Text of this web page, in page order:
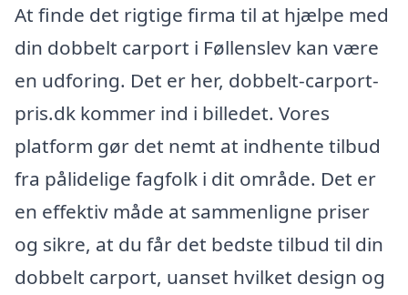
At finde det rigtige firma til at hjælpe med
din dobbelt carport i Føllenslev kan være
en udforing. Det er her, dobbelt-carport-
pris.dk kommer ind i billedet. Vores
platform gør det nemt at indhente tilbud
fra pålidelige fagfolk i dit område. Det er
en effektiv måde at sammenligne priser
og sikre, at du får det bedste tilbud til din
dobbelt carport, uanset hvilket design og